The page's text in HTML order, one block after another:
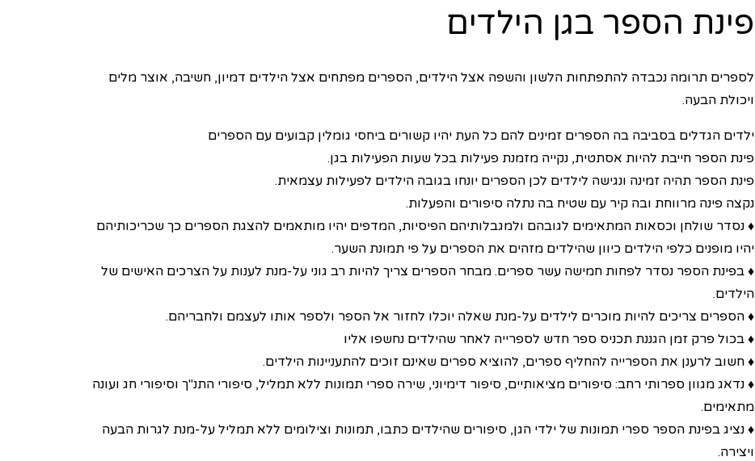
פינת הספר בגן הילדים
לספרים תרומה נכבדה להתפתחות הלשון והשפה אצל הילדים, הספרים מפתחים אצל הילדים דמיון, חשיבה, אוצר מלים
ויכולת הבעה.
ילדים הגדלים בסביבה בה הספרים זמינים להם כל העת יהיו קשורים ביחסי גומלין קבועים עם הספרים
פינת הספר חייבת להיות אסתטית, נקייה מזמנת פעילות בכל שעות הפעילות בגן.
פינת הספר תהיה זמינה ונגישה לילדים לכן הספרים יונחו בגובה הילדים לפעילות עצמאית.
נקצה פינה מרווחת ובה קיר עם שטיח בה נתלה סיפורים והפעלות.
♦ נסדר שולחן וכסאות המתאימים לגובהם ולמגבלותיהם הפיסיות, המדפים יהיו מותאמים להצגת הספרים כך שכריכותיהם
יהיו מופנים כלפי הילדים כיוון שהילדים מזהים את הספרים על פי תמונת השער.
♦ בפינת הספר נסדר לפחות חמישה עשר ספרים. מבחר הספרים צריך להיות רב גוני על-מנת לענות על הצרכים האישים של
הילדים.
♦ הספרים צריכים להיות מוכרים לילדים על-מנת שאלה יוכלו לחזור אל הספר ולספר אותו לעצמם ולחבריהם.
♦ בכול פרק זמן הגננת תכניס ספר חדש לספרייה לאחר שהילדים נחשפו אליו
♦ חשוב לרענן את הספרייה להחליף ספרים, להוציא ספרים שאינם זוכים להתעניינות הילדים.
♦ נדאג מגוון ספרותי רחב: סיפורים מציאותיים, סיפור דימיוני, שירה ספרי תמונות ללא תמליל, סיפורי התנ"ך וסיפורי חג ועונה
מתאימים.
♦ נציג בפינת הספר ספרי תמונות של ילדי הגן, סיפורים שהילדים כתבו, תמונות וצילומים ללא תמליל על-מנת לגרות הבעה
ויצירה.